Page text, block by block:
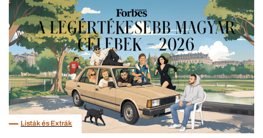
Listák és Extrák